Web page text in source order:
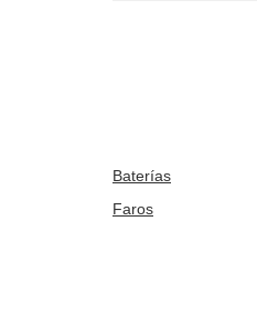
Baterías
Faros